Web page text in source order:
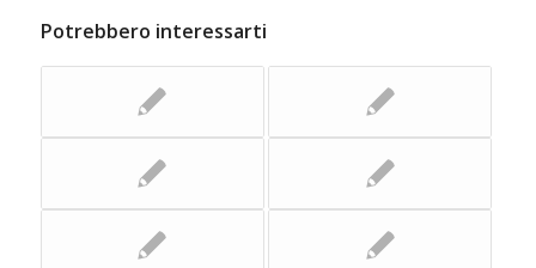
Potrebbero interessarti